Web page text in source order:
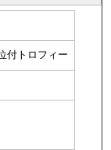
付トロフィー